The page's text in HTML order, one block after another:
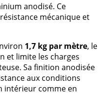
anodisé. Ce
mécanique et
1,7 kg par mètre, le
et limite les charges
Sa finition anodisée
aux conditions
intérieur comme en